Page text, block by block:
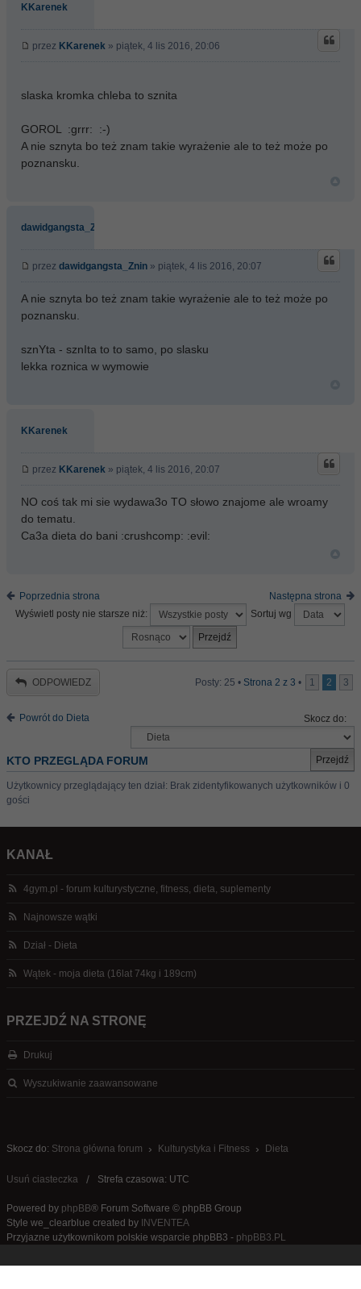
KKarenek
przez KKarenek » piątek, 4 lis 2016, 20:06
slaska kromka chleba to sznita
GOROL :grrr: :-)
A nie sznyta bo też znam takie wyrażenie ale to też może po
poznansku.
dawidgangsta_Znin
przez dawidgangsta_Znin » piątek, 4 lis 2016, 20:07
A nie sznyta bo też znam takie wyrażenie ale to też może po
poznansku.
sznYta - sznIta to to samo, po slasku
lekka roznica w wymowie
KKarenek
przez KKarenek » piątek, 4 lis 2016, 20:07
NO coś tak mi sie wydawa3o TO słowo znajome ale wroamy
do tematu.
Ca3a dieta do bani :crushcomp: :evil:
Poprzednia strona
Następna strona
Wyświetl posty nie starsze niż:
Sortuj wg
ODPOWIEDZ Posty: 25 • Strona 2 z 3 • 1 2 3
Powrót do Dieta Skocz do:
KTO PRZEGLĄDA FORUM
Użytkownicy przeglądający ten dział: Brak zidentyfikowanych użytkowników i 0
gości
KANAŁ
4gym.pl - forum kulturystyczne, fitness, dieta, suplementy
Najnowsze wątki
Dział - Dieta
Wątek - moja dieta (16lat 74kg i 189cm)
PRZEJDŹ NA STRONĘ
Drukuj
Wyszukiwanie zaawansowane
Skocz do: Strona główna forum Kulturystyka i Fitness Dieta
Usuń ciasteczka Strefa czasowa: UTC
Powered by phpBB® Forum Software © phpBB Group
Style we_clearblue created by INVENTEA
Przyjazne użytkownikom polskie wsparcie phpBB3 - phpBB3.PL